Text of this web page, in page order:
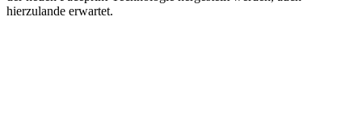
hierzulande erwartet.